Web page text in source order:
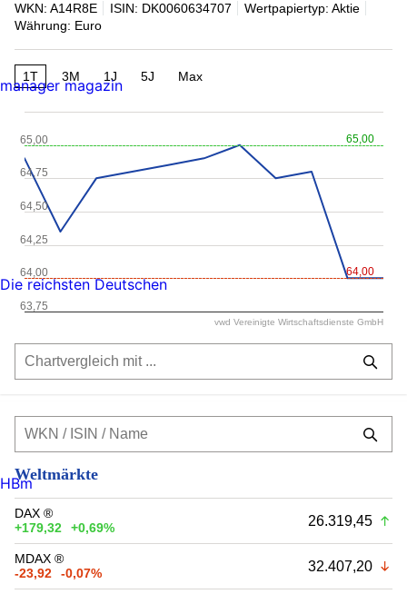
WKN: A14R8E ISIN: DK0060634707
Wertpapiertyp: Aktie
Währung: Euro
1T 3M 1J 5J Max
65,00
64,00
64,00
64,50
65,00
63,75
64,25
64,75
vwd Vereinigte Wirtschaftsdienste GmbH
Weltmärkte
DAX ®
+179,32
+0,69% 26.319,45
MDAX ®
-23,92
-0,07% 32.407,20
manager magazin
Die reichsten Deutschen
HBm